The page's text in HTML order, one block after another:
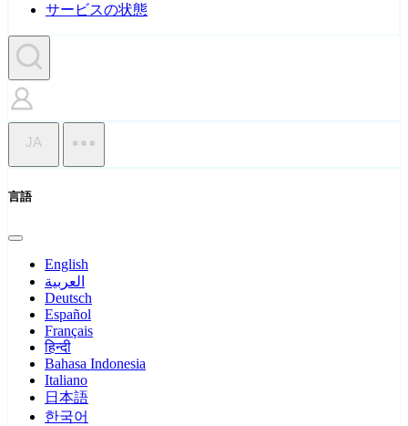
サービスの状態
JA
言語
English
العربية
Deutsch
Español
Français
हिन्दी
Bahasa Indonesia
Italiano
日本語
한국어